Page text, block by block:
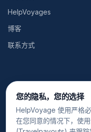
HelpVoyages
博客
联系方式
2026HelpVoyage.保留所
Cookie设置
FR
您的隐私，您的选择
HelpVoyage 使用严格
在您同意的情况下，使